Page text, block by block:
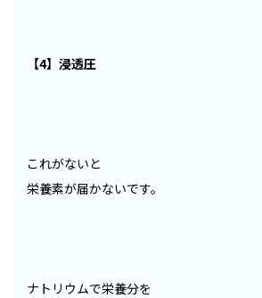
【4】浸透圧
これがないと
栄養素が届かないです。
ナトリウムで栄養分を